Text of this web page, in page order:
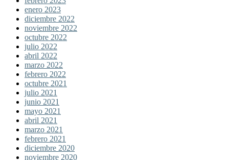
enero 2023
diciembre 2022
noviembre 2022
octubre 2022
julio 2022
abril 2022
marzo 2022
febrero 2022
octubre 2021
julio 2021
junio 2021
mayo 2021
abril 2021
marzo 2021
febrero 2021
diciembre 2020
noviembre 2020